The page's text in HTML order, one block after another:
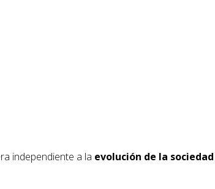
independiente a la evolución de la sociedad